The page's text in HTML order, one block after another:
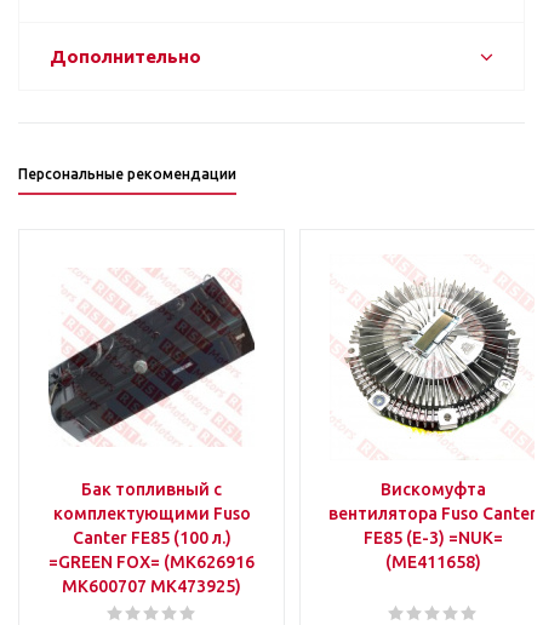
Дополнительно
Персональные рекомендации
Бак топливный с
комплектующими Fuso
Canter FE85 (100 л.)
=GREEN FOX= (MK626916
MK600707 MK473925)
Вискомуфта
вентилятора Fuso Canter
FE85 (E-3) =NUK=
(ME411658)